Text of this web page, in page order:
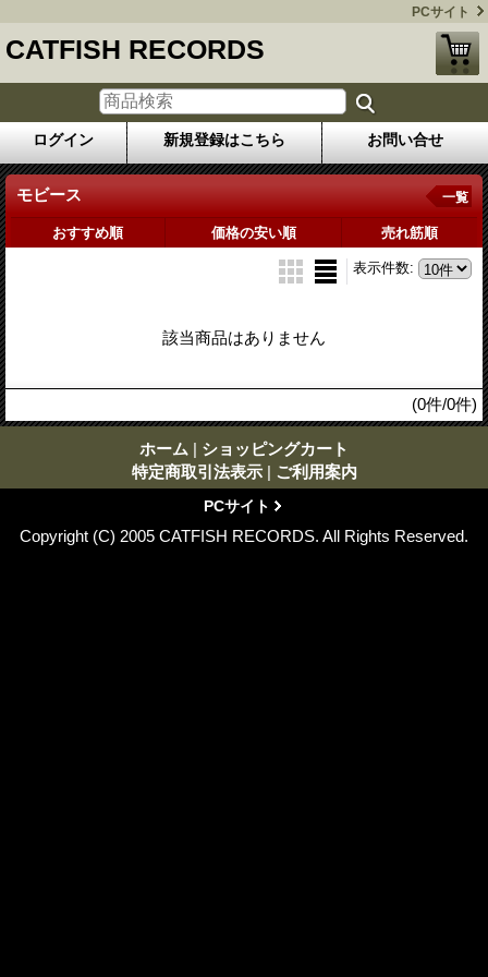
PCサイト
CATFISH RECORDS
ログイン 新規登録はこちら お問い合せ
モビース 一覧
おすすめ順 価格の安い順 売れ筋順
表示件数:
該当商品はありません
(0件/0件)
ホーム | ショッピングカート
特定商取引法表示 | ご利用案内
PCサイト
Copyright (C) 2005 CATFISH RECORDS. All Rights Reserved.